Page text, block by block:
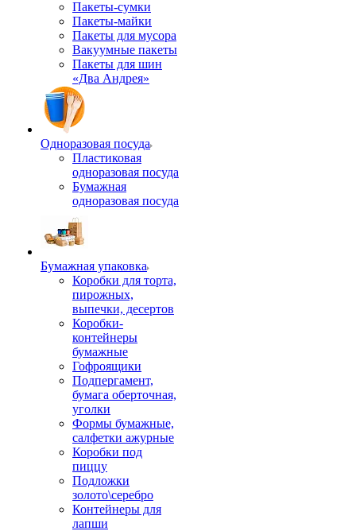
Пакеты-сумки
Пакеты-майки
Пакеты для мусора
Вакуумные пакеты
Пакеты для шин
«Два Андрея»
Одноразовая посуда
Пластиковая
одноразовая посуда
Бумажная
одноразовая посуда
Бумажная упаковка
Коробки для торта,
пирожных,
выпечки, десертов
Коробки-
контейнеры
бумажные
Гофроящики
Подпергамент,
бумага оберточная,
уголки
Формы бумажные,
салфетки ажурные
Коробки под
пиццу
Подложки
золото\серебро
Контейнеры для
лапши